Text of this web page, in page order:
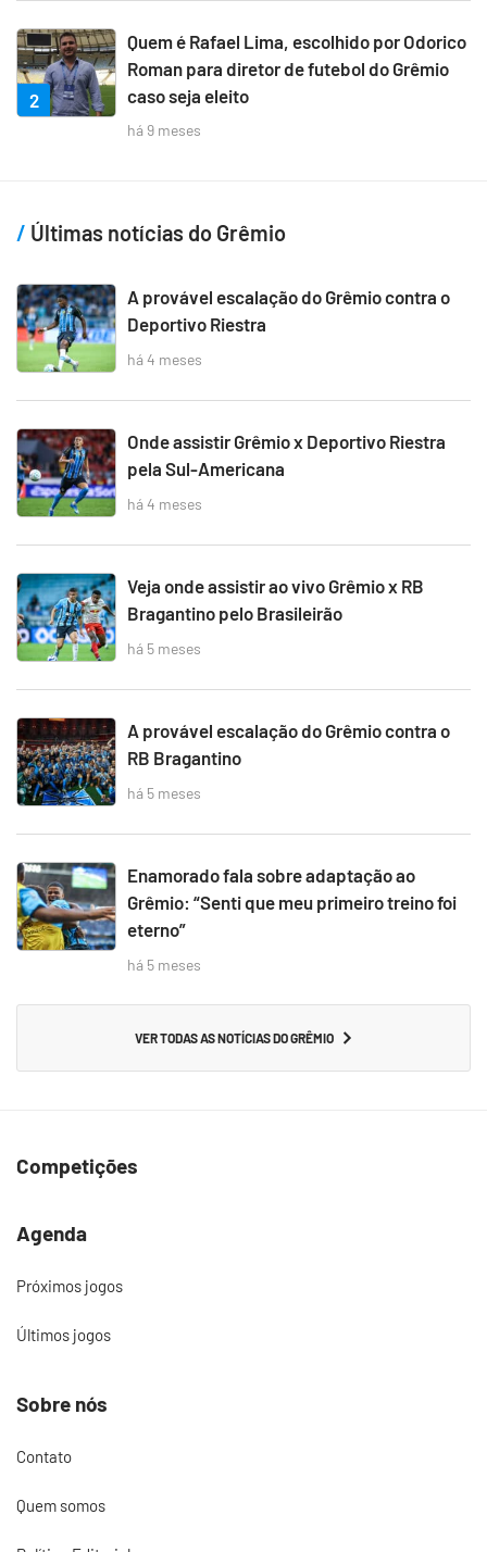
2
Quem é Rafael Lima, escolhido por Odorico
Roman para diretor de futebol do Grêmio
caso seja eleito
há 9 meses
Últimas notícias do Grêmio
A provável escalação do Grêmio contra o
Deportivo Riestra
há 4 meses
Onde assistir Grêmio x Deportivo Riestra
pela Sul-Americana
há 4 meses
Veja onde assistir ao vivo Grêmio x RB
Bragantino pelo Brasileirão
há 5 meses
A provável escalação do Grêmio contra o
RB Bragantino
há 5 meses
Enamorado fala sobre adaptação ao
Grêmio: “Senti que meu primeiro treino foi
eterno”
há 5 meses
VER TODAS AS NOTÍCIAS DO GRÊMIO
Competições
Agenda
Próximos jogos
Últimos jogos
Sobre nós
Contato
Quem somos